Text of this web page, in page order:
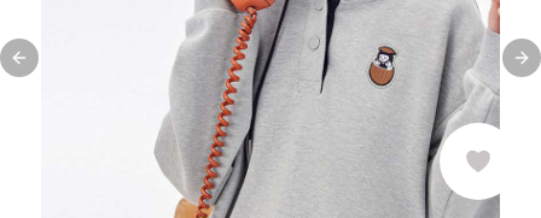
Previous slide